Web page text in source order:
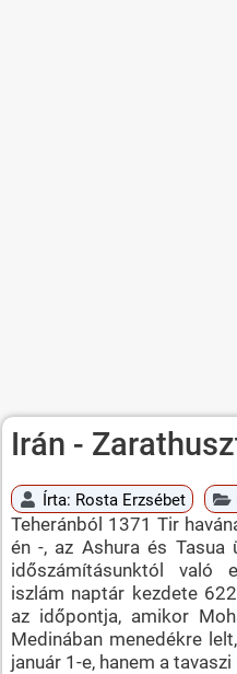
Irán -
Írta: Rosta Erzsébet
Teheránból 1371 Tir
én -, az Ashura és Tasua
időszámításunktól való
iszlám naptár kezdete
az időpontja, amikor
Medinában menedékre
január 1-e, hanem a